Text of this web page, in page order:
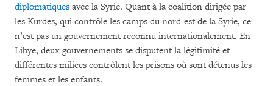
diplomatiques avec la Syrie. Quant à la coalition dirigée par
les Kurdes, qui contrôle les camps du nord-est de la Syrie, ce
n’est pas un gouvernement reconnu internationalement. En
Libye, deux gouvernements se disputent la légitimité et
différentes milices contrôlent les prisons où sont détenus les
femmes et les enfants.